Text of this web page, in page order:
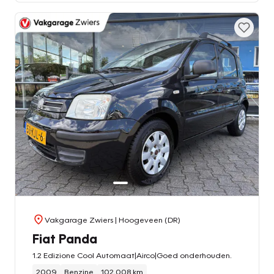
Vakgarage Zwiers| Hoogeveen (DR)
Fiat Panda
1.2 Edizione Cool Automaat|Airco|Goed onderhouden.
2009
Benzine 102.008 km